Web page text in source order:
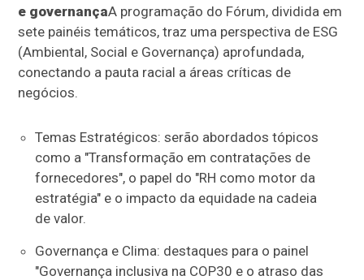
e governançaA programação do Fórum, dividida em
sete painéis temáticos, traz uma perspectiva de ESG
(Ambiental, Social e Governança) aprofundada,
conectando a pauta racial a áreas críticas de
negócios.
Temas Estratégicos: serão abordados tópicos
como a "Transformação em contratações de
fornecedores", o papel do "RH como motor da
estratégia" e o impacto da equidade na cadeia
de valor.
Governança e Clima: destaques para o painel
"Governança inclusiva na COP30 e o atraso das